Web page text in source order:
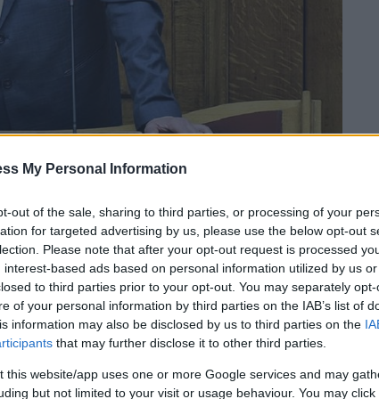
My Personal Information
out of the sale, sharing to third parties, or processing of your
for targeted advertising by us, please use the below opt-out
Please note that after your opt-out request is processed
interest-based ads based on personal information utilized by us
to third parties prior to your opt-out. You may separately
of your personal information by third parties on the IAB’s list of
information may also be disclosed by us to third parties on the
that may further disclose it to other third parties.
this website/app uses one or more Google services and may
but not limited to your visit or usage behaviour. You may
ΕΘΝΟΣ στη Google
της Βουλής των Ελλήνων και
αναφέρθηκε στους μουσουλμάνους
προδοσία και ως εκ τούτου θα
πνεύμα δογματισμού και